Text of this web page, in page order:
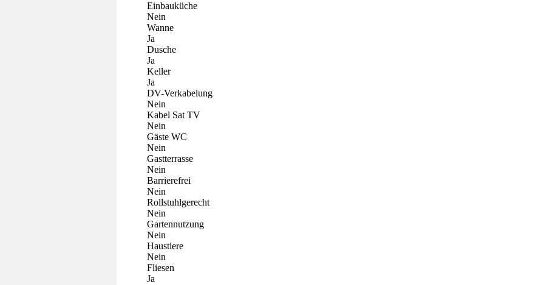
Einbauküche
Nein
Wanne
Ja
Dusche
Ja
Keller
Ja
DV-Verkabelung
Nein
Kabel Sat TV
Nein
Gäste WC
Nein
Gastterrasse
Nein
Barrierefrei
Nein
Rollstuhlgerecht
Nein
Gartennutzung
Nein
Haustiere
Nein
Fliesen
Ja